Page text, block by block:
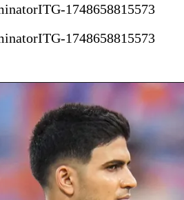
1748658815573
1748658815573